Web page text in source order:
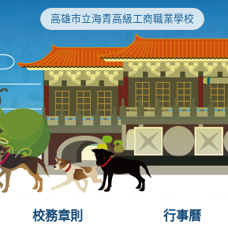
高雄市立海青高級工商職業學校
校務章則 行事曆